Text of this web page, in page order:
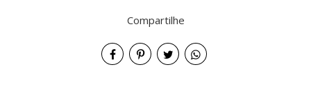
Compartilhe